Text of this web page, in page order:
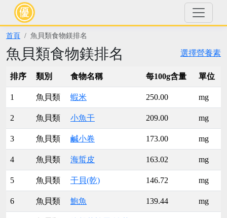
首頁 魚貝類食物鎂排名
選擇營養素
魚貝類食物鎂排名
排序 類別 食物名稱 每100g含量 單位
1 魚貝類 蝦米 250.00 mg
2 魚貝類 小魚干 209.00 mg
3 魚貝類 鹹小卷 173.00 mg
4 魚貝類 海蜇皮 163.02 mg
5 魚貝類 干貝(乾) 146.72 mg
6 魚貝類 鮑魚 139.44 mg